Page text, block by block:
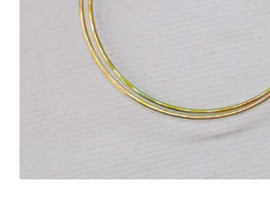
Корзина
Мой аккаунт
Пример страницы